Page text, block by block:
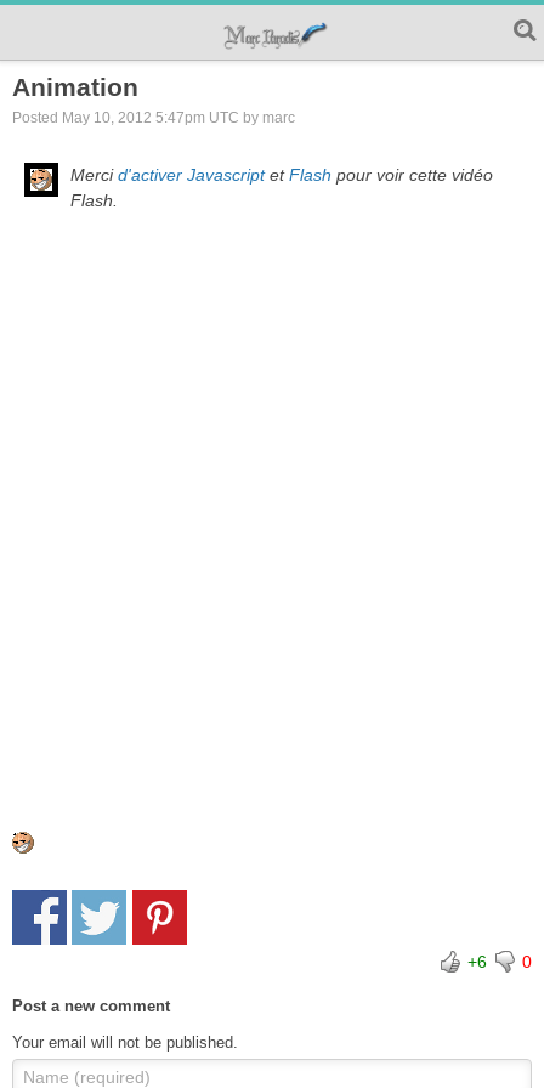
Animation
Posted May 10, 2012 5:47pm UTC by marc
Mercid'activer JavascriptetFlash pour voir cette vidéo
Flash.
+6 0
Post a new comment
Your email will not be published.
Name (required)